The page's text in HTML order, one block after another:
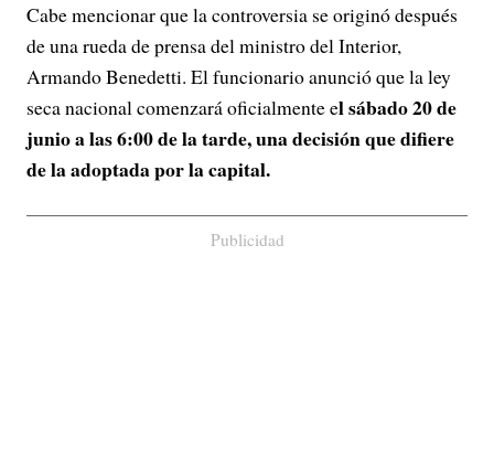
Cabe mencionar que la controversia se originó después
de una rueda de prensa del ministro del Interior,
Armando Benedetti. El funcionario anunció que la ley
seca nacional comenzará oficialmente el sábado 20 de
junio a las 6:00 de la tarde, una decisión que difiere
de la adoptada por la capital.
Publicidad